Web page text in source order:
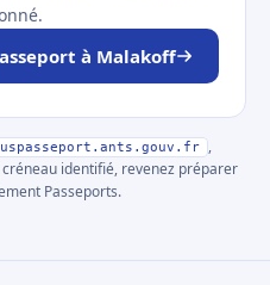
à Malakoff
,
identifié, revenez préparer
Passeports.